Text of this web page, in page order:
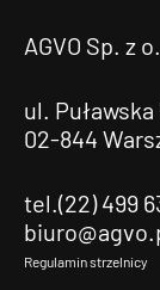
AGVO Sp. z
ul. Puławska
02-844
tel.(22) 499
Regulamin strzelnicy